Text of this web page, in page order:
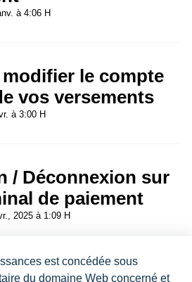
Modifié le Jeu, 15 Janv. à 4:06 H
le compte
vos versements
Modifié le Ven, 10 Avr. à 3:00 H
/ Déconnexion sur
de paiement
Modifié le Mer, 30 Avr., 2025 à 1:09 H
est concédée sous
du domaine Web concerné et